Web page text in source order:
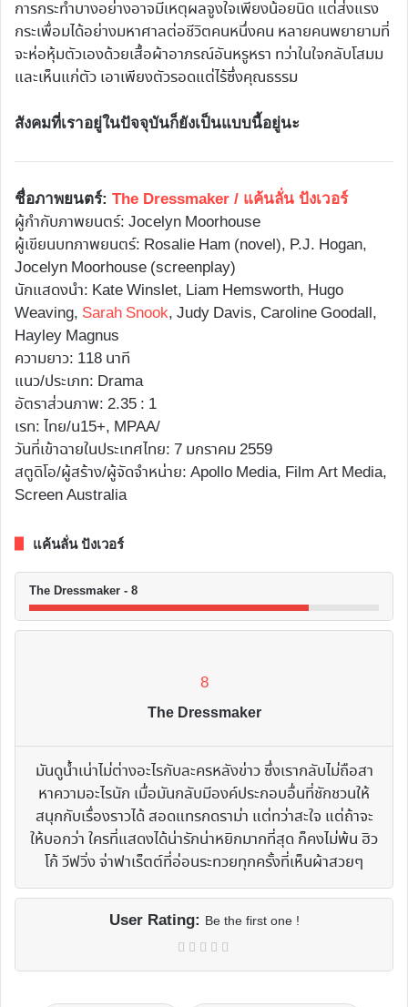
การกระทำบางอย่างอาจมีเหตุผลจูงใจเพียงน้อยนิด แต่ส่งแรง
กระเพื่อมได้อย่างมหาศาลต่อชีวิตคนหนึ่งคน หลายคนพยายามที่
จะห่อหุ้มตัวเองด้วยเสื้อผ้าอาภรณ์อันหรูหรา ทว่าในใจกลับโสมม
และเห็นแก่ตัว เอาเพียงตัวรอดแต่ไร้ซึ่งคุณธรรม
สังคมที่เราอยู่ในปัจจุบันก็ยังเป็นแบบนี้อยู่นะ
ชื่อภาพยนตร์: The Dressmaker / แค้นลั่น ปังเวอร์
ผู้กำกับภาพยนตร์: Jocelyn Moorhouse
ผู้เขียนบทภาพยนตร์: Rosalie Ham (novel), P.J. Hogan,
Jocelyn Moorhouse (screenplay)
นักแสดงนำ: Kate Winslet, Liam Hemsworth, Hugo
Weaving, Sarah Snook, Judy Davis, Caroline Goodall,
Hayley Magnus
ความยาว: 118 นาที
แนว/ประเภท: Drama
อัตราส่วนภาพ: 2.35 : 1
เรท: ไทย/น15+, MPAA/
วันที่เข้าฉายในประเทศไทย: 7 มกราคม 2559
สตูดิโอ/ผู้สร้าง/ผู้จัดจำหน่าย: Apollo Media, Film Art Media,
Screen Australia
แค้นลั่น ปังเวอร์
The Dressmaker - 8
8
The Dressmaker
มันดูน้ำเน่าไม่ต่างอะไรกับละครหลังข่าว ซึ่งเรากลับไม่ถือสา
หาความอะไรนัก เมื่อมันกลับมีองค์ประกอบอื่นที่ชักชวนให้
สนุกกับเรื่องราวได้ สอดแทรกดราม่า แต่ทว่าสะใจ แต่ถ้าจะ
ให้บอกว่า ใครที่แสดงได้น่ารักน่าหยิกมากที่สุด ก็คงไม่พ้น ฮิว
โก้ วีฟวิ่ง จ่าฟาเร็ตต์ที่อ่อนระทวยทุกครั้งที่เห็นผ้าสวยๆ
User Rating: Be the first one !